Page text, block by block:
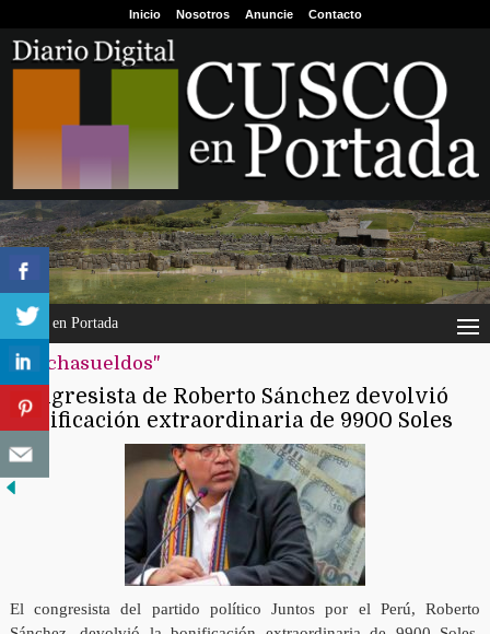
Inicio Nosotros Anuncie Contacto
Cusco en Portada
"mochasueldos"
Congresista de Roberto Sánchez devolvió
bonificación extraordinaria de 9900 Soles
El congresista del partido político Juntos por el Perú, Roberto